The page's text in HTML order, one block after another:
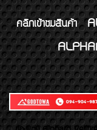
คลิกเข้าชมสินค้า